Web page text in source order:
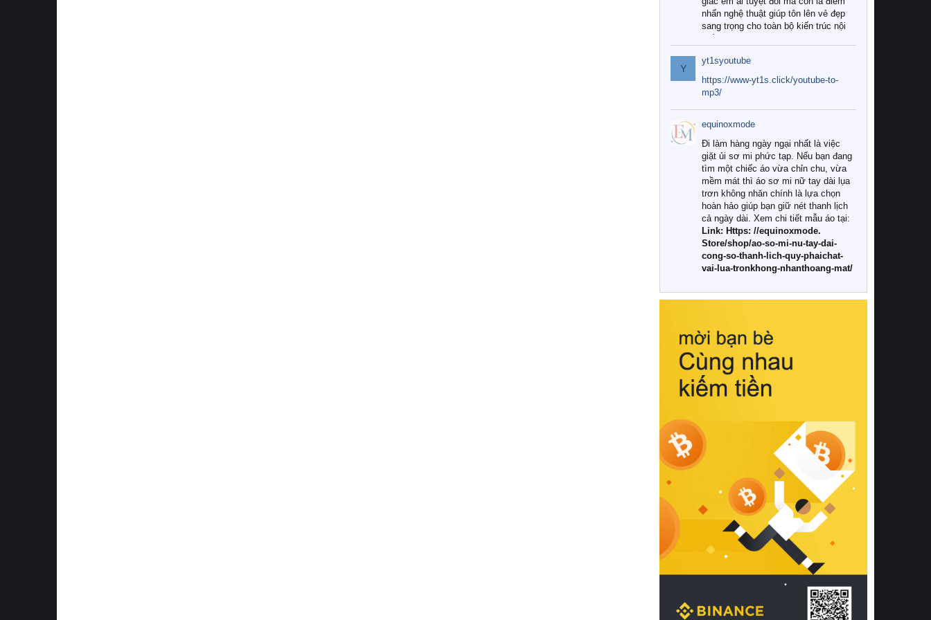
nhấn nghệ thuật giúp tôn lên vẻ đẹp
sang trọng cho toàn bộ kiến trúc nội
Tuy nhiên, giữa thị trường đa dạng
với vô vàn thương hiệu và mẫu mã
như hiện nay, làm thế nào để chọn
được những bộ chăn ga gối đệm cao
cấp thực sự chất lượng, phù hợp với
khí hậu và nhu cầu sử dụng của gia
đình? Hãy cùng chúng tôi đi tìm lời
giải đáp chi tiết qua bài viết dưới đây.
1. Tại sao các gia đình hiện đại lại ưa
chuộng chăn ga gối đệm cao cấp?
Khác với các dòng sản phẩm thông
thường, những bộ chăn ga gối đệm
cao cấp trải qua quy trình sản xuất
nghiêm ngặt từ khâu chọn lọc nguyên
liệu tự nhiên đến công nghệ dệt
nhuộm hiện đại không chứa hóa chất
này, bạn sẽ cảm nhận rõ rệt sự khác
hồi chuẩn xác của phần đệm nâng đỡ
cột sống.
Bên cạnh đó, việc lựa chọn các dòng
sản phẩm đạt chuẩn chất lượng quốc
tế còn giúp ngăn ngừa tình trạng kích
khuẩn và nấm mốc trong điều kiện
thời tiết nóng ẩm. Bạn có thể tìm hiểu
thêm các nghiên cứu khoa học về tác
động của giấc ngủ và môi trường
phòng ngủ đối với sức khỏe con
người tại Sleep Foundation (External
Link) để có cái nhìn toàn diện hơn.
2. Các tiêu chí vàng khi lựa chọn
chăn ga gối đệm cao cấp cho phòng
ngủ
Để sở hữu một bộ chăn ga gối đệm
cao cấp hoàn hảo cả về thẩm mỹ lẫn
công năng, người tiêu dùng cần cân
nhắc kỹ lưỡng các tiêu chí quan trọng
Y
yt1syoutube
https://www-yt1s.click/youtube-to-
mp3/
equinoxmode
Đi làm hàng ngày ngại nhất là việc
giặt ủi sơ mi phức tạp. Nếu bạn đang
tìm một chiếc áo vừa chỉn chu, vừa
mềm mát thì áo sơ mi nữ tay dài lụa
trơn không nhăn chính là lựa chọn
hoàn hảo giúp bạn giữ nét thanh lịch
cả ngày dài. Xem chi tiết mẫu áo tại:
Link: Https: //equinoxmode.
Store/shop/ao-so-mi-nu-tay-dai-
cong-so-thanh-lich-quy-phaichat-
vai-lua-tronkhong-nhanthoang-mat/